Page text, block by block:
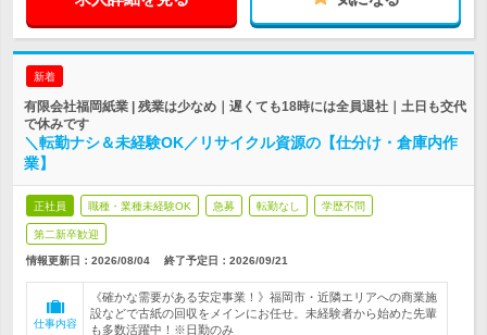
新着
有限会社福岡紙業 | 残業は少なめ｜遅くても18時には全員退社｜土日も交代
で休みです
＼転勤ナシ＆未経験OK／リサイクル資源の【仕分け・倉庫内作
業】
正社員 職種・業種未経験OK 急募 転勤なし 学歴不問
第二新卒歓迎
情報更新日：2026/08/04 終了予定日： 2026/09/21
仕事内容
《確かな需要がある安定事業！》福岡市・近隣エリアへの商業施
設などで古紙の回収をメインにお任せ。未経験者から始めた先輩
も多数活躍中！※日勤のみ